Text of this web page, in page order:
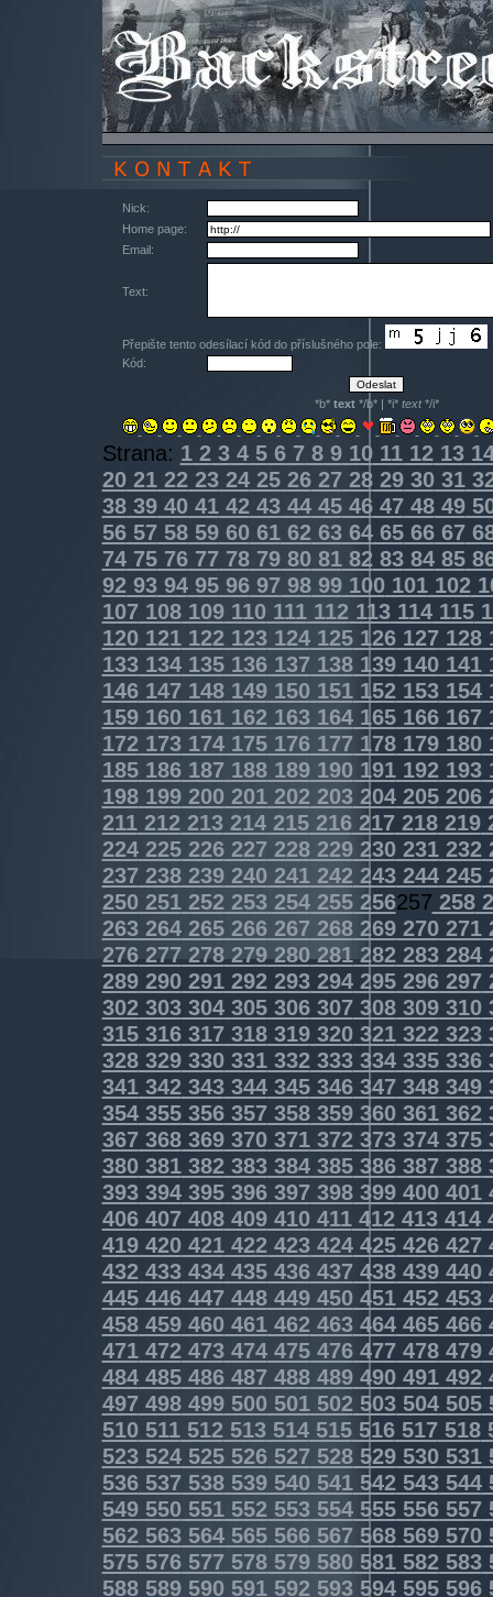
Nick:
Home page:
Email:
Text:
Přepište tento odesílací kód do příslušného pole:
Kód:
*b* text*/b* | *i* text*/i*
Strana: 12345678910111213
202122232425262728293031
383940414243444546474849
565758596061626364656667
747576777879808182838485
9293949596979899100101102
107108109110111112113114115
120121122123124125126127128
133134135136137 138139140141
146147 148149150151152153154
159160161162163164165166167
172173174175176177 178179180
185186187188189190191192193
198199200201202203204205206
211212213214215216217218219
224225226227 228229230231232
237 238239240 241242243244245
250251252253254255256257 258
263264265266267 268269270271
276277278279280281282283284
289290291292293294295296297
302303304305306307308309310
315316317318319320321322323
328329330331332333334335336
341342343344345346347348349
354355356357358359360361362
367368369370371372373374375
380381382383384385386387388
393394395396397398399400401
406407408409410411412413414
419420421422423424425426427
432433434435436437438439440
445446447448449450451452453
458459460461462463464465466
471472473474475476477478479
484485486487 488489490491492
497498499500501502503504505
510511512513514515516517518
523524525526527 528529530531
536537 538539540 541542543544
549550551552553554555556557
562563564565566567 568569570
575576577 578579580 581582583
588589590591592593594595596